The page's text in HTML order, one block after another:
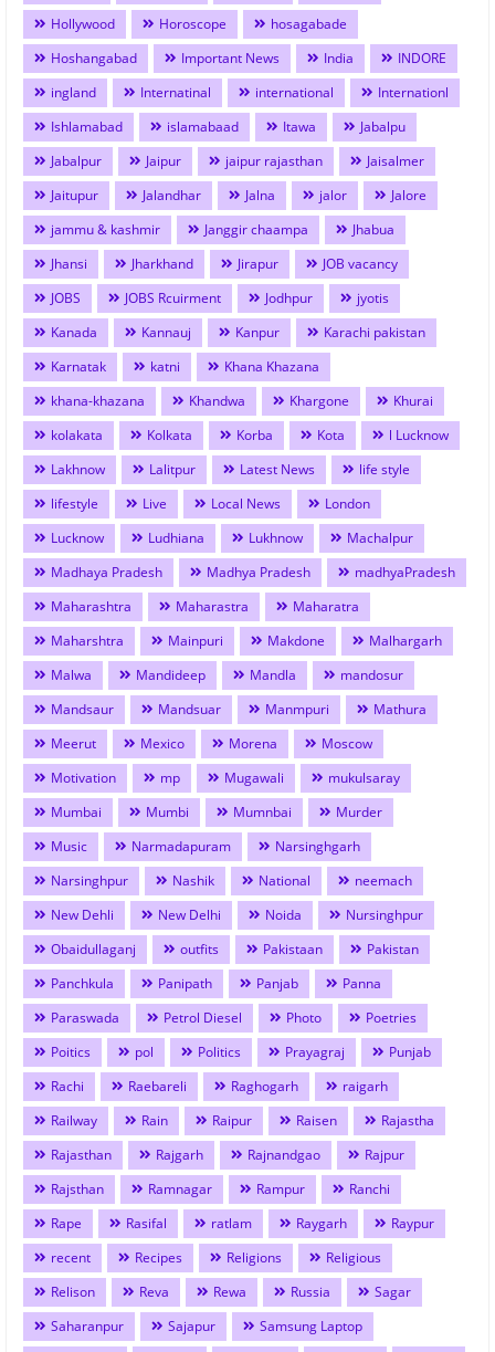
Hollywood Horoscope
hosagabade
Hoshangabad
Important News India
INDORE
ingland
Internatinal international
Internationl
Ishlamabad
islamabaad Itawa
Jabalpu
Jabalpur
Jaipur jaipur rajasthan
Jaisalmer
Jaitupur
Jalandhar Jalna jalor
Jalore
jammu & kashmir
Janggir chaampa
Jhabua
Jhansi
Jharkhand Jirapur
JOB vacancy
JOBS
JOBS Rcuirment Jodhpur
jyotis
Kanada
Kannauj Kanpur
Karachi pakistan
Karnatak
katni
Khana Khazana
khana-khazana
Khandwa Khargone
Khurai
kolakata
Kolkata Korba Kota
l Lucknow
Lakhnow
Lalitpur Latest News
life style
lifestyle
Live Local News
London
Lucknow
Ludhiana Lukhnow
Machalpur
Madhaya Pradesh
Madhya Pradesh
madhyaPradesh
Maharashtra
Maharastra
Maharatra
Maharshtra
Mainpuri Makdone
Malhargarh
Malwa
Mandideep Mandla
mandosur
Mandsaur
Mandsuar Manmpuri
Mathura
Meerut
Mexico Morena
Moscow
Motivation
mp Mugawali
mukulsaray
Mumbai
Mumbi Mumnbai
Murder
Music
Narmadapuram
Narsinghgarh
Narsinghpur
Nashik National
neemach
New Dehli
New Delhi Noida
Nursinghpur
Obaidullaganj
outfits Pakistaan
Pakistan
Panchkula
Panipath Panjab
Panna
Paraswada
Petrol Diesel Photo
Poetries
Poitics
pol Politics Prayagraj
Punjab
Rachi
Raebareli Raghogarh
raigarh
Railway
Rain Raipur Raisen
Rajastha
Rajasthan
Rajgarh Rajnandgao
Rajpur
Rajsthan
Ramnagar Rampur
Ranchi
Rape
Rasifal ratlam Raygarh
Raypur
recent
Recipes Religions
Religious
Relison
Reva Rewa Russia
Sagar
Saharanpur
Sajapur
Samsung Laptop